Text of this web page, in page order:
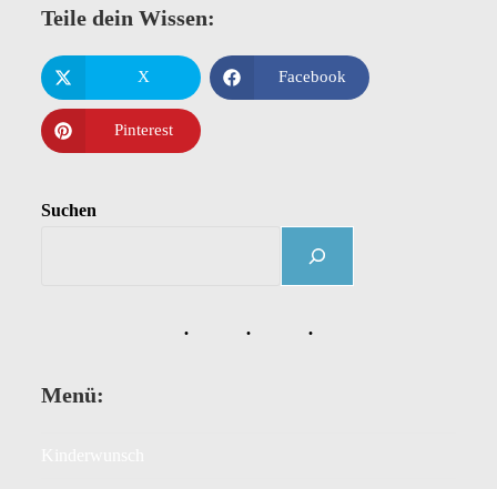
Teile dein Wissen:
X Facebook
Pinterest
Suchen
Menü: